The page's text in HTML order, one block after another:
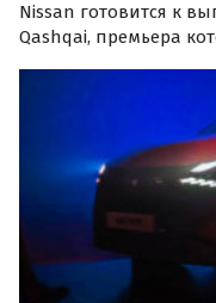
Nissan готовится к
Qashqai, премьера
представил
привлечь интерес к